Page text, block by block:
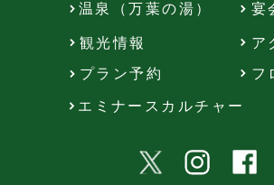
温泉（万葉の湯） 宴
エミナースカルチャー
ア
プラン予約 フ
観光情報